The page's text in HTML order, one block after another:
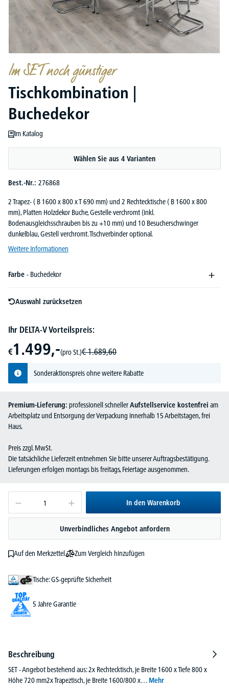
Im SET noch günstiger
Tischkombination |
Buchedekor
Im Katalog
Wählen Sie aus 4 Varianten
Best.-Nr.: 276868
2 Trapez- ( B 1600 x 800 x T 690 mm) und 2 Rechtecktische ( B 1600 x 800
mm), Platten Holzdekor Buche, Gestelle verchromt (inkl.
Bodenausgleichsschrauben bis zu +10 mm) und 10 Besucherschwinger
dunkelblau, Gestell verchromt. Tischverbinder optional.
Weitere Informationen
Farbe - Buchedekor
Auswahl zurücksetzen
Ihr DELTA-V Vorteilspreis:
€1.499,-(pro St.)€ 1.689,60
Sonderaktionspreis ohne weitere Rabatte
Premium-Lieferung: professionell schnellerAufstellservice kostenfrei am
Arbeitsplatz und Entsorgung der Verpackung innerhalb 15 Arbeitstagen, frei
Haus.
Preis zzgl. MwSt.
Die tatsächliche Lieferzeit entnehmen Sie bitte unserer Auftragsbestätigung.
Lieferungen erfolgen montags bis freitags, Feiertage ausgenommen.
In den Warenkorb
Unverbindliches Angebot anfordern
Auf den Merkzettel Zum Vergleich hinzufügen
Tische: GS-geprüfte Sicherheit
5 Jahre Garantie
Beschreibung
SET - Angebot bestehend aus: 2x Rechtecktisch, je Breite 1600 x Tiefe 800 x
Höhe 720 mm2x Trapeztisch, je Breite 1600/800 x… Mehr